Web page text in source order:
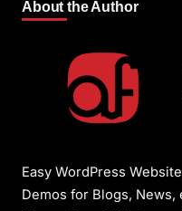
About the Author
Easy WordPress
Demos for Blogs, News,